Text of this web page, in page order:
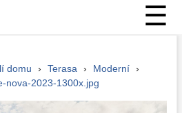
☰
domu › Terasa › Moderní ›
nova-2023-1300x.jpg